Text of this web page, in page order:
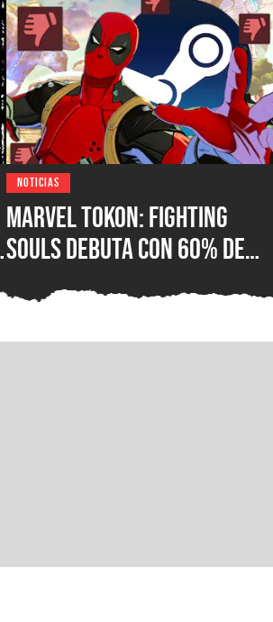
NOTICIAS
Marvel Tokon: Fighting
Souls debuta con 60% de
Steam, ¿qué está mal con
nuevo juego de lucha de